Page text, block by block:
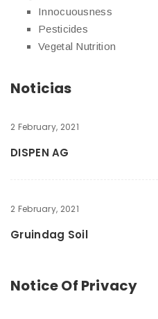
Innocuousness
Pesticides
Vegetal Nutrition
Noticias
2 February, 2021
DISPEN AG
2 February, 2021
Gruindag Soil
Notice Of Privacy